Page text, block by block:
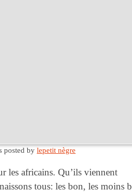
posted by lepetit nègre
les africains. Qu’ils viennent
tous: les bon, les moins